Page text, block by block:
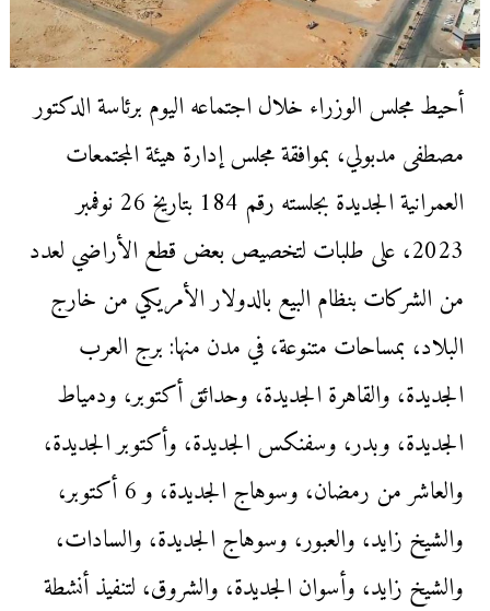
أحيط مجلس الوزراء خلال اجتماعه اليوم برئاسة الدكتور
مصطفى مدبولي، بموافقة مجلس إدارة هيئة المجتمعات
العمرانية الجديدة بجلسته رقم 184 بتاريخ 26 نوفمبر
2023، على طلبات لتخصيص بعض قطع الأراضي لعدد
من الشركات بنظام البيع بالدولار الأمريكي من خارج
البلاد، بمساحات متنوعة، في مدن منها: برج العرب
الجديدة، والقاهرة الجديدة، وحدائق أكتوبر، ودمياط
الجديدة، وبدر، وسفنكس الجديدة، وأكتوبر الجديدة،
والعاشر من رمضان، وسوهاج الجديدة، و 6 أكتوبر،
والشيخ زايد، والعبور، وسوهاج الجديدة، والسادات،
والشيخ زايد، وأسوان الجديدة، والشروق، لتنفيذ أنشطة